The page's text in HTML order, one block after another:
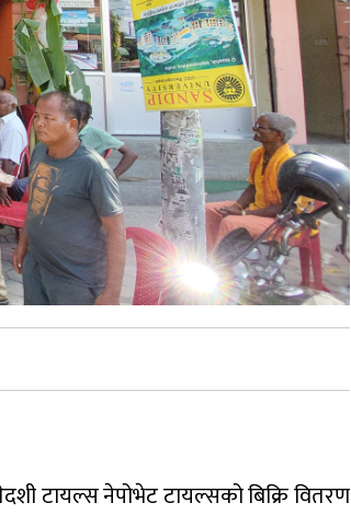
टायल्स नेपोभेट टायल्सको बिक्रि वितरण